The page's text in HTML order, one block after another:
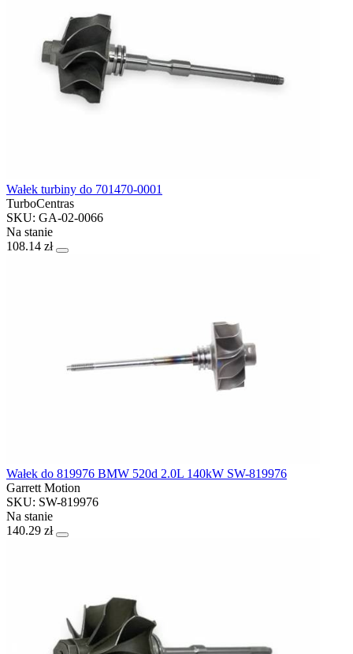
Wałek turbiny do 701470-0001
TurboCentras
SKU: GA-02-0066
Na stanie
108.14 zł
Wałek do 819976 BMW 520d 2.0L 140kW SW-819976
Garrett Motion
SKU: SW-819976
Na stanie
140.29 zł